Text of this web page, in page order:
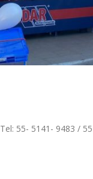
Tel: 55- 5141- 9483 /